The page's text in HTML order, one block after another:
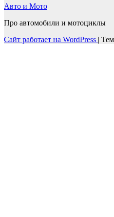
Авто и Мото
Про автомобили и мотоциклы
Сайт работает на WordPress |